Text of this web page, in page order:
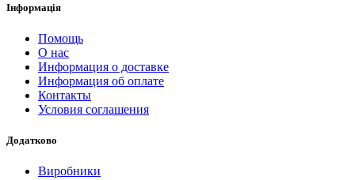
Інформація
Помощь
О нас
Информация о доставке
Информация об оплате
Контакты
Условия соглашения
Додатково
Виробники